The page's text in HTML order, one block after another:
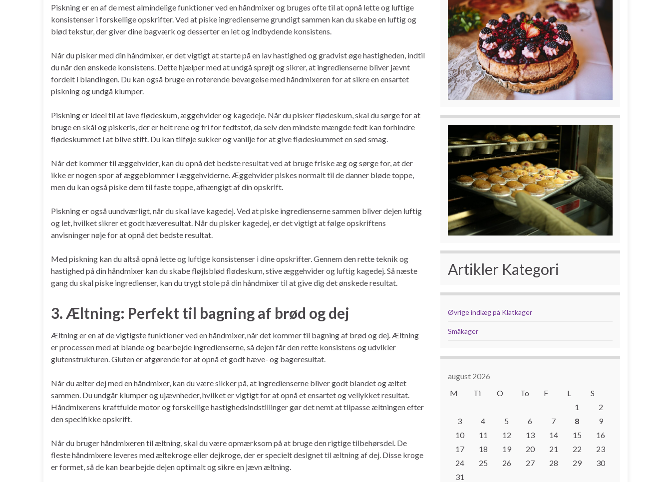
Piskning er en af de mest almindelige funktioner ved en håndmixer og bruges ofte til at opnå lette og luftige
konsistenser i forskellige opskrifter. Ved at piske ingredienserne grundigt sammen kan du skabe en luftig og
blød tekstur, der giver dine bagværk og desserter en let og indbydende konsistens.
Når du pisker med din håndmixer, er det vigtigt at starte på en lav hastighed og gradvist øge hastigheden, indtil
du når den ønskede konsistens. Dette hjælper med at undgå sprøjt og sikrer, at ingredienserne bliver jævnt
fordelt i blandingen. Du kan også bruge en roterende bevægelse med håndmixeren for at sikre en ensartet
piskning og undgå klumper.
Piskning er ideel til at lave flødeskum, æggehvider og kagedeje. Når du pisker flødeskum, skal du sørge for at
bruge en skål og piskeris, der er helt rene og fri for fedtstof, da selv den mindste mængde fedt kan forhindre
flødeskummet i at blive stift. Du kan tilføje sukker og vanilje for at give flødeskummet en sød smag.
Når det kommer til æggehvider, kan du opnå det bedste resultat ved at bruge friske æg og sørge for, at der
ikke er nogen spor af æggeblommer i æggehviderne. Æggehvider piskes normalt til de danner bløde toppe,
men du kan også piske dem til faste toppe, afhængigt af din opskrift.
Piskning er også uundværligt, når du skal lave kagedej. Ved at piske ingredienserne sammen bliver dejen luftig
og let, hvilket sikrer et godt hæveresultat. Når du pisker kagedej, er det vigtigt at følge opskriftens
anvisninger nøje for at opnå det bedste resultat.
Med piskning kan du altså opnå lette og luftige konsistenser i dine opskrifter. Gennem den rette teknik og
hastighed på din håndmixer kan du skabe fløjlsblød flødeskum, stive æggehvider og luftig kagedej. Så næste
gang du skal piske ingredienser, kan du trygt stole på din håndmixer til at give dig det ønskede resultat.
3. Æltning: Perfekt til bagning af brød og dej
Æltning er en af de vigtigste funktioner ved en håndmixer, når det kommer til bagning af brød og dej. Æltning
er processen med at blande og bearbejde ingredienserne, så dejen får den rette konsistens og udvikler
glutenstrukturen. Gluten er afgørende for at opnå et godt hæve- og bageresultat.
Når du ælter dej med en håndmixer, kan du være sikker på, at ingredienserne bliver godt blandet og æltet
sammen. Du undgår klumper og ujævnheder, hvilket er vigtigt for at opnå et ensartet og vellykket resultat.
Håndmixerens kraftfulde motor og forskellige hastighedsindstillinger gør det nemt at tilpasse æltningen efter
den specifikke opskrift.
Når du bruger håndmixeren til æltning, skal du være opmærksom på at bruge den rigtige tilbehørsdel. De
fleste håndmixere leveres med æltekroge eller dejkroge, der er specielt designet til æltning af dej. Disse kroge
er formet, så de kan bearbejde dejen optimalt og sikre en jævn æltning.
Artikler Kategori
Øvrige indlæg på Klatkager
Småkager
august 2026
M
Ti O To F L
S
1
2
3
4 5 6 7 8
9
10
11 12 13 14 15
16
17
18 19 20 21 22
23
24
25 26 27 28 29
30
31